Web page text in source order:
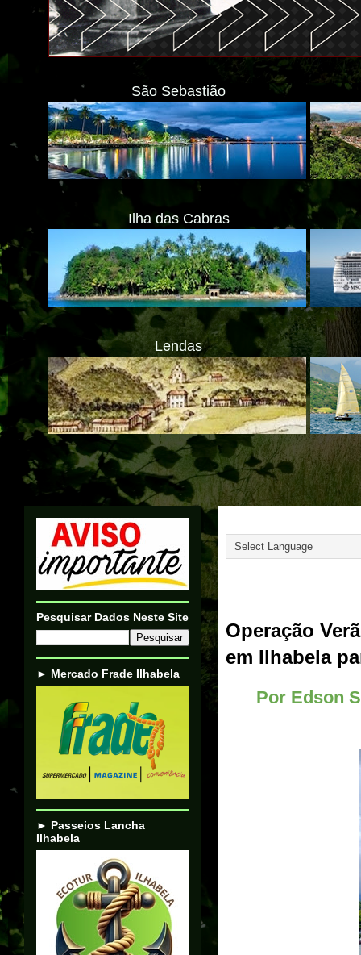
São Sebastião
Ilha das Cabras
Lendas
Operação
em Ilhabela
Por Edson
Pesquisar Dados Neste Site
► Mercado Frade Ilhabela
► Passeios Lancha
Ilhabela